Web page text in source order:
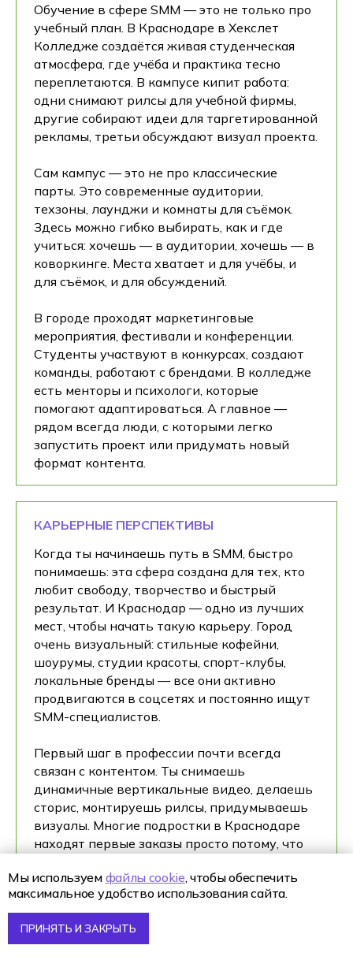
Обучение в сфере SMM — это не только про
учебный план. В Краснодаре в Хекслет
Колледже создаётся живая студенческая
атмосфера, где учёба и практика тесно
переплетаются. В кампусе кипит работа:
одни снимают рилсы для учебной фирмы,
другие собирают идеи для таргетированной
рекламы, третьи обсуждают визуал проекта.
Сам кампус — это не про классические
парты. Это современные аудитории,
техзоны, лаунджи и комнаты для съёмок.
Здесь можно гибко выбирать, как и где
учиться: хочешь — в аудитории, хочешь — в
коворкинге. Места хватает и для учёбы, и
для съёмок, и для обсуждений.
В городе проходят маркетинговые
мероприятия, фестивали и конференции.
Студенты участвуют в конкурсах, создают
команды, работают с брендами. В колледже
есть менторы и психологи, которые
помогают адаптироваться. А главное —
рядом всегда люди, с которыми легко
запустить проект или придумать новый
формат контента.
КАРЬЕРНЫЕ ПЕРСПЕКТИВЫ
Когда ты начинаешь путь в SMM, быстро
понимаешь: эта сфера создана для тех, кто
любит свободу, творчество и быстрый
результат. И Краснодар — одно из лучших
мест, чтобы начать такую карьеру. Город
очень визуальный: стильные кофейни,
шоурумы, студии красоты, спорт-клубы,
локальные бренды — все они активно
продвигаются в соцсетях и постоянно ищут
SMM-специалистов.
Первый шаг в профессии почти всегда
связан с контентом. Ты снимаешь
динамичные вертикальные видео, делаешь
сторис, монтируешь рилсы, придумываешь
визуалы. Многие подростки в Краснодаре
находят первые заказы просто потому, что
Город любит красивую картинку, и если ты
умеешь её создавать — у тебя уже есть
преимущество.
Мы используем файлы cookie, чтобы обеспечить
максимальное удобство использования сайта.
ПРИНЯТЬ И ЗАКРЫТЬ